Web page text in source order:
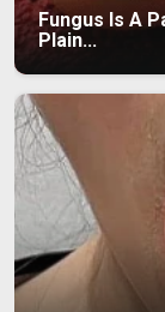
Fungus Is A
Plain...